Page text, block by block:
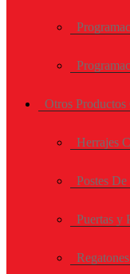
Otros Productos
Herrajes
Postes
Puertas y